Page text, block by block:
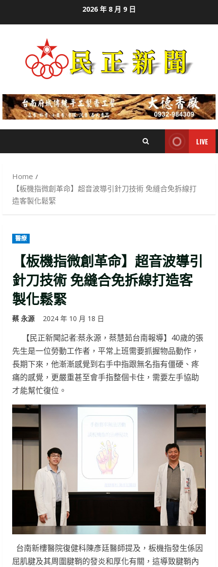
2026 年 8 月 9 日
LIVE
Home
【板機指微創革命】超音波導引針刀技術 免縫合免拆線打
造客製化鬆緊
醫療
【板機指微創革命】超音波導引
針刀技術 免縫合免拆線打造客
製化鬆緊
蔡 永源 2024 年 10 月 18 日
【民正新聞記者:蔡永源，蔡慧茹台南報導】40歲的張
先生是一位勞動工作者，平常上班需要抓握物品動作，
長期下來，他漸漸感覺到右手中指跟無名指有僵硬、疼
痛的感覺，更嚴重甚至會手指整個卡住，需要左手協助
才能幫忙復位。
台南新樓醫院復健科陳彥廷醫師提及，板機指發生係因
屈肌腱及其周圍腱鞘的發炎和厚化有關，這導致腱鞘內